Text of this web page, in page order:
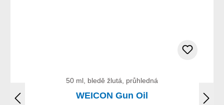
50 ml, bledě žlutá, průhledná
WEICON Gun Oil